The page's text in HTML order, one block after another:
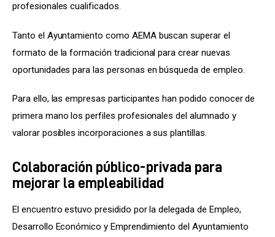
profesionales cualificados.
Tanto el Ayuntamiento como AEMA buscan superar el
formato de la formación tradicional para crear nuevas
oportunidades para las personas en búsqueda de empleo.
Para ello, las empresas participantes han podido conocer de
primera mano los perfiles profesionales del alumnado y
valorar posibles incorporaciones a sus plantillas.
Colaboración público-privada para
mejorar la empleabilidad
El encuentro estuvo presidido por la delegada de Empleo,
Desarrollo Económico y Emprendimiento del Ayuntamiento